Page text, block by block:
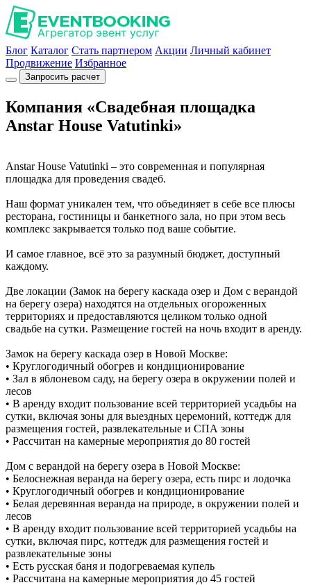
Блог Каталог Стать партнером Акции Личный кабинет
Продвижение Избранное
Запросить расчет
Компания «Свадебная площадка
Anstar House Vatutinki»
Anstar House Vatutinki – это современная и популярная
площадка для проведения свадеб.
Наш формат уникален тем, что объединяет в себе все плюсы
ресторана, гостиницы и банкетного зала, но при этом весь
комплекс закрывается только под ваше событие.
И самое главное, всё это за разумный бюджет, доступный
каждому.
Две локации (Замок на берегу каскада озер и Дом с верандой
на берегу озера) находятся на отдельных огороженных
территориях и предоставляются целиком только одной
свадьбе на сутки. Размещение гостей на ночь входит в аренду.
Замок на берегу каскада озер в Новой Москве:
• Круглогодичный обогрев и кондиционирование
• Зал в яблоневом саду, на берегу озера в окружении полей и
лесов
• В аренду входит пользование всей территорией усадьбы на
сутки, включая зоны для выездных церемоний, коттедж для
размещения гостей, развлекательные и СПА зоны
• Рассчитан на камерные мероприятия до 80 гостей
Дом с верандой на берегу озера в Новой Москве:
• Белоснежная веранда на берегу озера, есть пирс и лодочка
• Круглогодичный обогрев и кондиционирование
• Белая деревянная веранда на природе, в окружении полей и
лесов
• В аренду входит пользование всей территорией усадьбы на
сутки, включая пирс, коттедж для размещения гостей и
развлекательные зоны
• Есть русская баня и подогреваемая купель
• Рассчитана на камерные мероприятия до 45 гостей